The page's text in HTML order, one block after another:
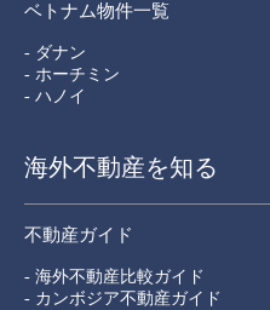
ベトナム物件一覧
- ダナン
- ホーチミン
- ハノイ
海外不動産を知る
不動産ガイド
- 海外不動産比較ガイド
- カンボジア不動産ガイド